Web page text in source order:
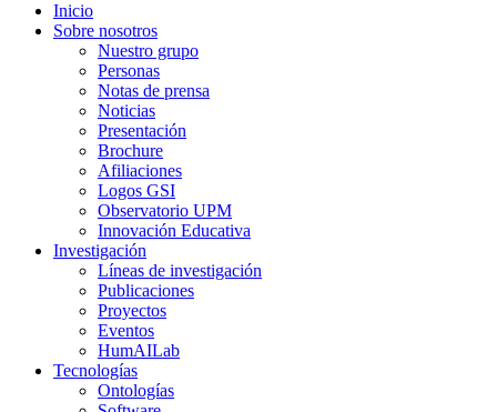
Inicio
Sobre nosotros
Nuestro grupo
Personas
Notas de prensa
Noticias
Presentación
Brochure
Afiliaciones
Logos GSI
Observatorio UPM
Innovación Educativa
Investigación
Líneas de investigación
Publicaciones
Proyectos
Eventos
HumAILab
Tecnologías
Ontologías